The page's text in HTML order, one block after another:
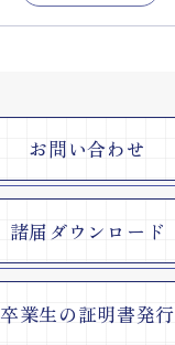
お問い合わせ
諸届ダウンロード
卒業生の証明書発行